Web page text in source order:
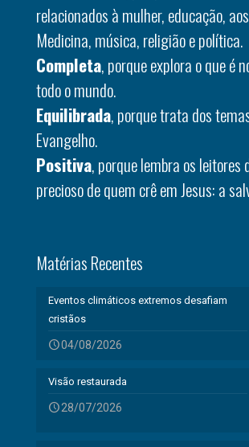
relacionados à mulher, educação,
Medicina, música, religião e política.
Completa, porque explora o que é
todo o mundo.
Equilibrada, porque trata dos
Evangelho.
Positiva, porque lembra os leitores
precioso de quem crê em Jesus: a
Matérias Recentes
Eventos climáticos extremos desafiam
cristãos
04/08/2026
Visão restaurada
28/07/2026